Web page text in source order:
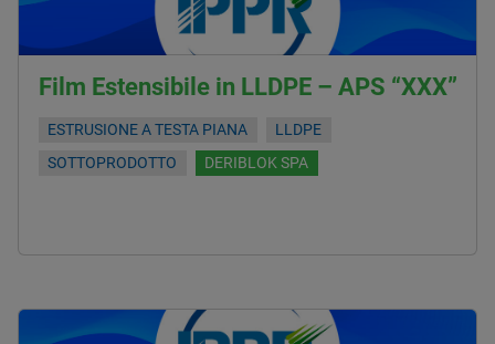
Film Estensibile in LLDPE – APS “XXX”
ESTRUSIONE A TESTA PIANA
LLDPE
SOTTOPRODOTTO
DERIBLOK SPA